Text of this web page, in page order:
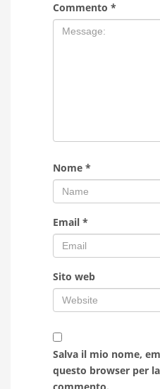
Commento *
Nome *
Email *
Sito web
Salva il mio nome,
questo browser per